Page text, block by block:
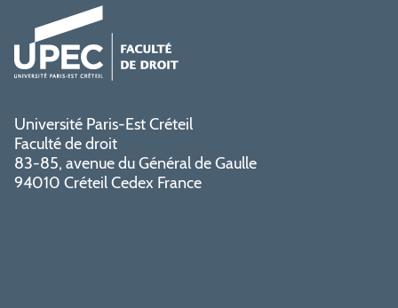
Université Paris-Est Créteil
Faculté de droit
83-85, avenue du Général de Gaulle
94010 Créteil Cedex France